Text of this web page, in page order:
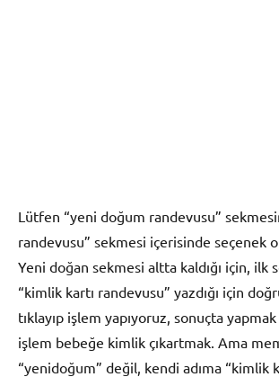
Lütfen “yeni doğum randevusu”
randevusu” sekmesi içerisinde seçenek
Yeni doğan sekmesi altta kaldığı için, ilk
“kimlik kartı randevusu” yazdığı için
tıklayıp işlem yapıyoruz, sonuçta
işlem bebeğe kimlik çıkartmak. Ama
“yenidoğum” değil, kendi adıma “kimlik